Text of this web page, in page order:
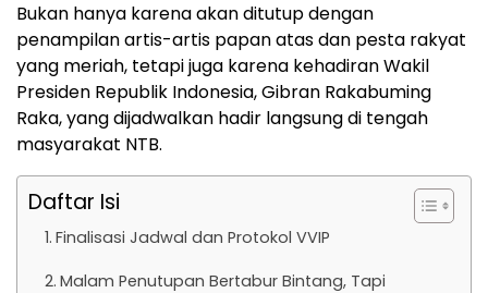
Bukan hanya karena akan ditutup dengan
penampilan artis-artis papan atas dan pesta rakyat
yang meriah, tetapi juga karena kehadiran Wakil
Presiden Republik Indonesia, Gibran Rakabuming
Raka, yang dijadwalkan hadir langsung di tengah
masyarakat NTB.
Daftar Isi
Finalisasi Jadwal dan Protokol VVIP
Malam Penutupan Bertabur Bintang, Tapi